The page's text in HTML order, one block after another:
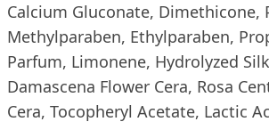
Calcium Gluconate, Dimethicone,
Methylparaben, Ethylparaben,
Parfum, Limonene, Hydrolyzed
Damascena Flower Cera, Rosa
Cera, Tocopheryl Acetate, Lactic